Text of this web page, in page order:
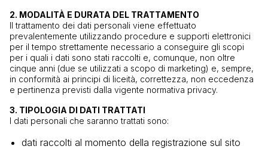
2. MODALITÀ E DURATA DEL TRATTAMENTO
Il trattamento dei dati personali viene effettuato
prevalentemente utilizzando procedure e supporti elettronici
per il tempo strettamente necessario a conseguire gli scopi
per i quali i dati sono stati raccolti e, comunque, non oltre
cinque anni (due se utilizzati a scopo di marketing) e, sempre,
in conformità ai principi di liceità, correttezza, non eccedenza
e pertinenza previsti dalla vigente normativa privacy.
3. TIPOLOGIA DI DATI TRATTATI
I dati personali che saranno trattati sono:
dati raccolti al momento della registrazione sul sito